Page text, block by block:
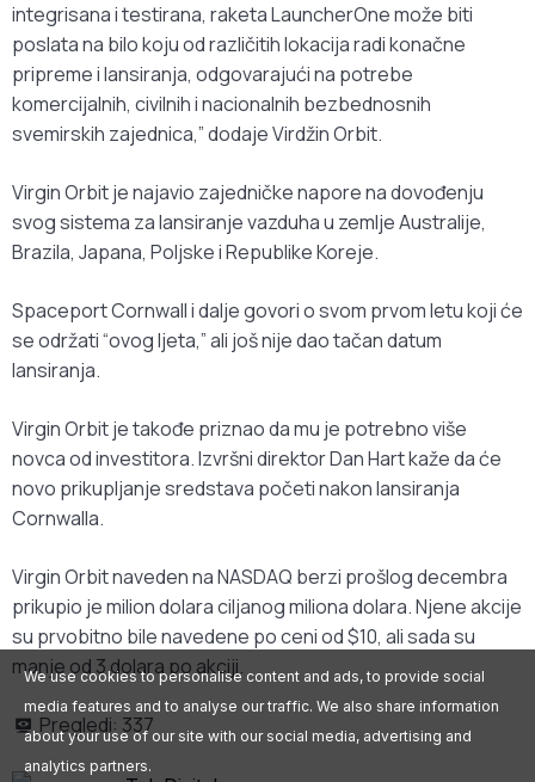
integrisana i testirana, raketa LauncherOne može biti
poslata na bilo koju od različitih lokacija radi konačne
pripreme i lansiranja, odgovarajući na potrebe
komercijalnih, civilnih i nacionalnih bezbednosnih
svemirskih zajednica,” dodaje Virdžin Orbit.
Virgin Orbit je najavio zajedničke napore na dovođenju
svog sistema za lansiranje vazduha u zemlje Australije,
Brazila, Japana, Poljske i Republike Koreje.
Spaceport Cornwall i dalje govori o svom prvom letu koji će
se održati “ovog ljeta,” ali još nije dao tačan datum
lansiranja.
Virgin Orbit je takođe priznao da mu je potrebno više
novca od investitora. Izvršni direktor Dan Hart kaže da će
novo prikupljanje sredstava početi nakon lansiranja
Cornwalla.
Virgin Orbit naveden na NASDAQ berzi prošlog decembra
prikupio je milion dolara ciljanog miliona dolara. Njene akcije
su prvobitno bile navedene po ceni od $10, ali sada su
manje od 3 dolara po akciji.
Pregledi: 337
We use cookies to personalise content and ads, to provide social
media features and to analyse our traffic. We also share information
about your use of our site with our social media, advertising and
analytics partners.